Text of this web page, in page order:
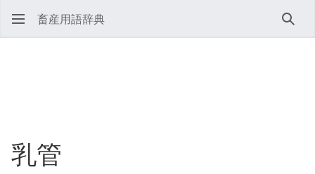
畜産用語辞典 検索
乳管